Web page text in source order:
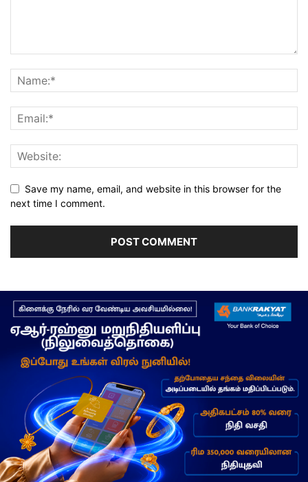
Save my name, email, and website in this browser for the
next time I comment.